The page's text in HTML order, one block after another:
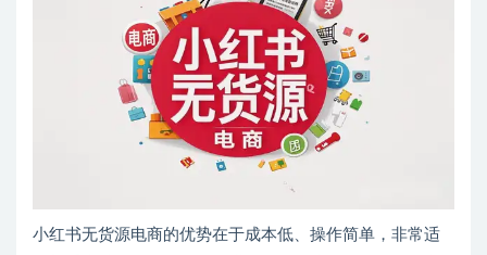
小红书无货源电商的优势在于成本低、操作简单，非常适